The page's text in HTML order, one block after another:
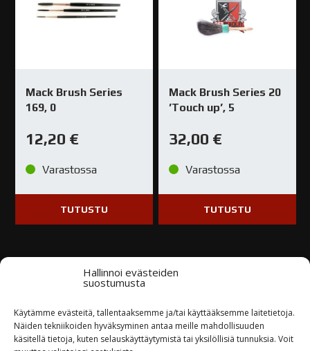
Hallinnoi evästeiden
suostumusta
Käytämme evästeitä, tallentaaksemme ja/tai käyttääksemme laitetietoja.
Näiden tekniikoiden hyväksyminen antaa meille mahdollisuuden
käsitellä tietoja, kuten selauskäyttäytymistä tai yksilöllisiä tunnuksia. Voit
Mack Brush Series
169, 0
12,20 €
Varastossa
TUTUSTU
Mack Brush Series 20
’Touch up’, 5
32,00 €
Varastossa
TUTUSTU
Kysy tuotteesta / ota yhteyttä